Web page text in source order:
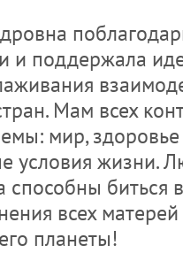
и поддержала
Мам всех
мир, здоровье
условия жизни.
способны биться
всех
планеты!